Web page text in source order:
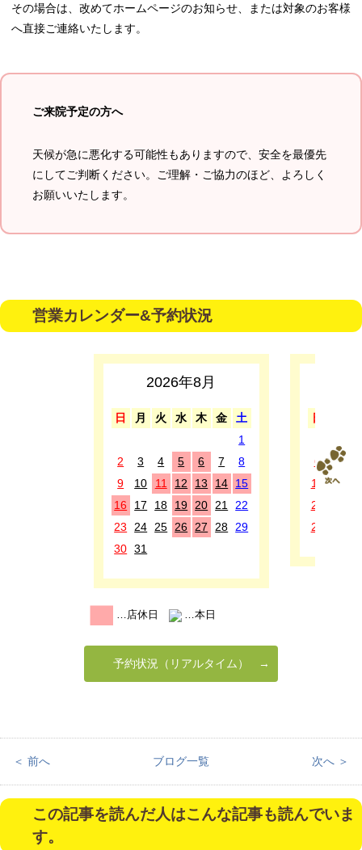
その場合は、改めてホームページのお知らせ、または対象のお客様
へ直接ご連絡いたします。
ご来院予定の方へ
天候が急に悪化する可能性もありますので、安全を最優先
にしてご判断ください。ご理解・ご協力のほど、よろしく
お願いいたします。
営業カレンダー&予約状況
2026年8月
日 月 火 水 木 金
土
1
2
3 4 5 6 7
8
9
10 11 12 13 14
15
16
17 18 19 20 21
22
23
24 25 26 27 28
29
30 31
日
6
7
13
14
20
27
…店休日 …本日
予約状況（リアルタイム）
＜ 前へ ブログ一覧 次へ ＞
この記事を読んだ人はこんな記事も読んでいま
す。